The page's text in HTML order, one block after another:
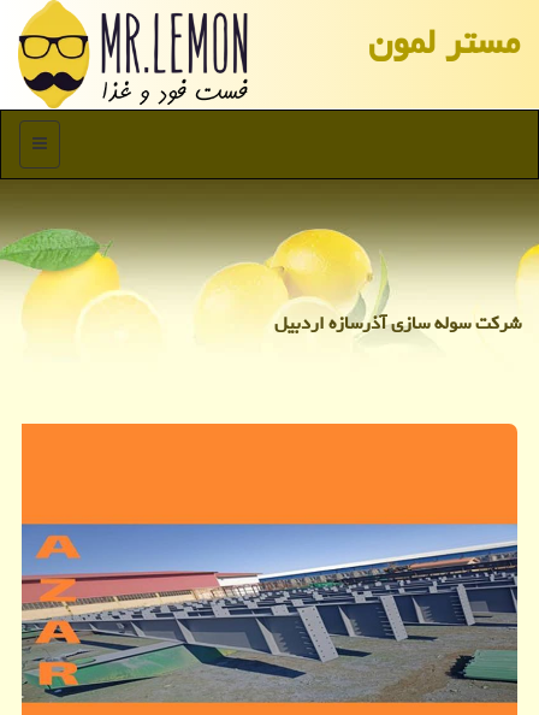
مستر لمون
منو
شرکت سوله سازی آذرسازه اردبیل